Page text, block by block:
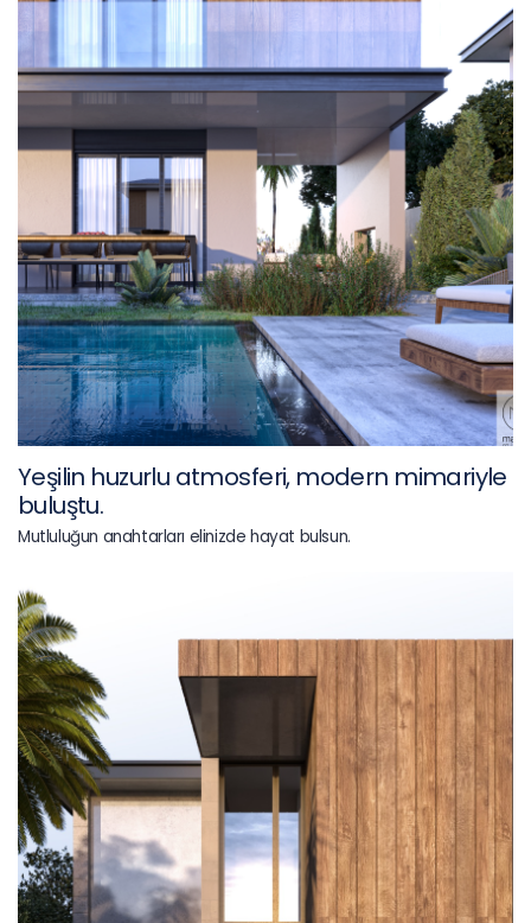
Yeşilin huzurlu atmosferi, modern mimariyle
buluştu.
Mutluluğun anahtarları elinizde hayat bulsun.